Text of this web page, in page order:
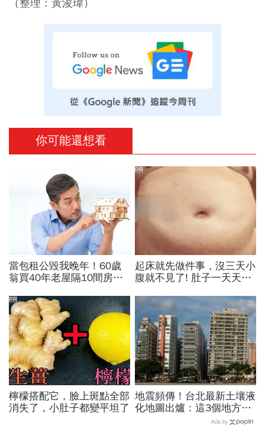
你可能還想看
當包租公毀我晚年！60歲
翁買40年老屋隔10間房，
警衛還房貸…退休收租3死
穴
起床就先做件事，沒三天小
腹就不見了! 肚子一天天變
PR
檸檬搭配它，臉上斑點全部
消失了，小肚子都變平坦了
PR
地震頻傳！台北最新土壤液
化地圖出爐：這3個地方變
「高液化潛勢」，我家會有
Ads by